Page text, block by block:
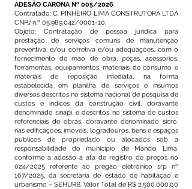
ADESÃO CARONA Nº 005/2026
Contratado: C. PINHEIRO LIMA CONSTRUTORA LTDA
CNPJ n.º 05.989.042/0001-10.
Objeto: Contratação de pessoa jurídica para
prestação de serviços comuns de manutenção
preventiva, e/ou corretiva e/ou adequações, com o
fornecimento de mão de obra, peças, acessórios,
ferramentas, equipamentos, materiais de consumo e
materiais de reposição imediata, na forma
estabelecida em planilha de serviços e insumos
diversos descritos no sistema nacional de pesquisa de
custos e índices da construção civil, doravante
denominado sinapi, e descritos no sistema de custos
referenciais de obras, doravante denominado sicro,
nas edificações, imóveis, logradouros, bens e espaços
públicos de propriedade ou alocados sob a
responsabilidade do município de Mâncio Lima,
conforme a adesão à ata de registro de preços no
024/2025 referente ao pregão eletrônico srp nº
167/2025, da secretaria de estado de habitação e
urbanismo – SEHURB. Valor Total de R$ 2.500.000,00